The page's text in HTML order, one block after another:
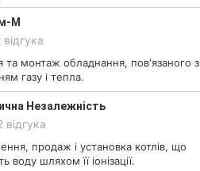
М
відгука
та монтаж обладнання, пов'язаного з
газу і тепла.
Незалежність
відгука
продаж і установка котлів, що
воду шляхом її іонізації.